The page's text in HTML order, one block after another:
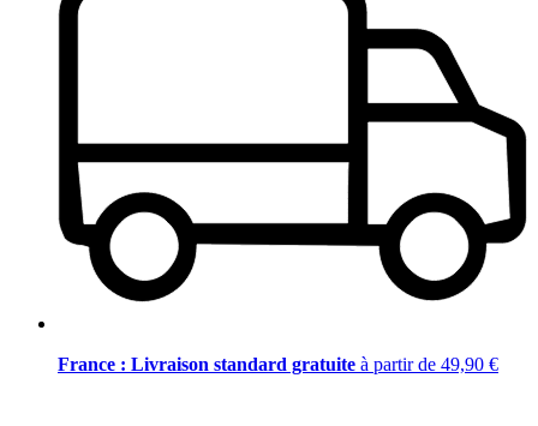
France : Livraison standard gratuite à partir de 49,90 €